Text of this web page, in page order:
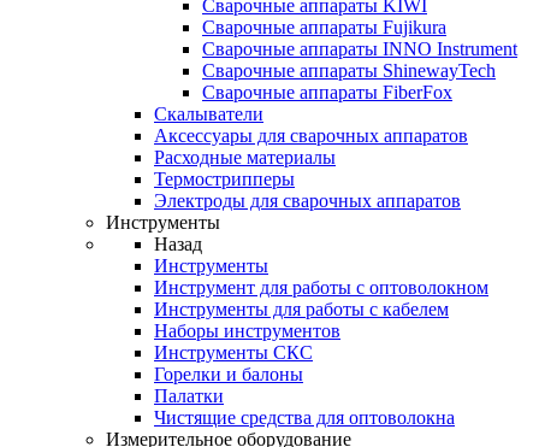
Сварочные аппараты KIWI
Сварочные аппараты Fujikura
Сварочные аппараты INNO Instrument
Сварочные аппараты ShinewayTech
Cварочные аппараты FiberFox
Скалыватели
Аксессуары для сварочных аппаратов
Расходные материалы
Термострипперы
Электроды для сварочных аппаратов
Инструменты
Назад
Инструменты
Инструмент для работы с оптоволокном
Инструменты для работы с кабелем
Наборы инструментов
Инструменты СКС
Горелки и балоны
Палатки
Чистящие средства для оптоволокна
Измерительное оборудование